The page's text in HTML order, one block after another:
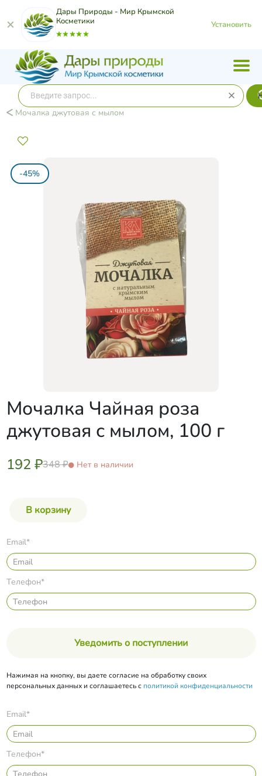
Дары Природы - Мир Крымской
Косметики
Установить
Мочалка джутовая с мылом
-45%
Мочалка Чайная роза
джутовая с мылом, 100 г
192 ₽348 ₽ Нет в наличии
Email*
Телефон*
Уведомить о поступлении
Нажимая на кнопку, вы даете согласие на обработку своих
персональных данных и соглашаетесь с политикой конфиденциальности
Email*
Телефон*